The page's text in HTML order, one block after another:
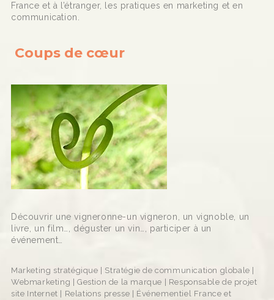
France et à l’étranger, les pratiques en marketing et en
communication.
Coups de cœur
Découvrir une vigneronne-un vigneron, un vignoble, un
livre, un film…, déguster un vin…, participer à un
événement…
Marketing stratégique | Stratégie de communication globale |
Webmarketing | Gestion de la marque | Responsable de projet
site Internet | Relations presse | Événementiel France et